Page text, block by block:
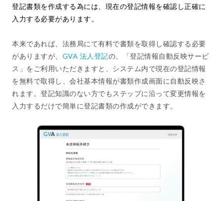
登記書類を作成する為には、現在の登記情報を確認し正確に
入力する必要があります。
本来であれば、法務局にて有料で書類を取得し確認する必要
がありますが、 GVA 法人登記の、「登記情報自動反映サービ
ス」をご利用いただきますと、システム内で現在の登記情報
を無料で取得し、会社基本情報が書類作成画面に自動反映さ
れます。登記知識のない方でもステップに沿って変更情報を
入力するだけで簡単に登記書類の作成ができます。